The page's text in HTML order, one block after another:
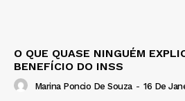
O QUE QUASE NINGUÉM
BENEFÍCIO DO INSS
Marina Poncio De Souza - 16 De